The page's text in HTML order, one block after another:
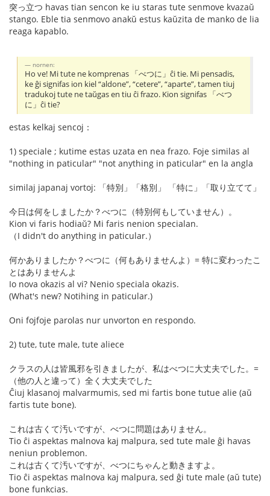
突っ立つ havas tian sencon ke iu staras tute senmove kvazaŭ
stango. Eble tia senmovo anakŭ estus kaŭzita de manko de lia
reaga kapablo.
nornen:
Ho ve! Mi tute ne komprenas 「べつに」ĉi tie. Mi pensadis,
ke ĝi signifas ion kiel “aldone”, “cetere”, “aparte”, tamen tiuj
tradukoj tute ne taŭgas en tiu ĉi frazo. Kion signifas 「べつ
に」ĉi tie?
estas kelkaj sencoj：
1) speciale ; kutime estas uzata en nea frazo. Foje similas al
"nothing in paticular" "not anything in paticular" en la angla
similaj japanaj vortoj: 「特別」「格別」 「特に」「取り立てて」
今日は何をしましたか？べつに（特別何もしていません）。
Kion vi faris hodiaŭ? Mi faris nenion specialan.
（I didn't do anything in paticular.）
何かありましたか？べつに（何もありませんよ）= 特に変わったこ
とはありませんよ
Io nova okazis al vi? Nenio speciala okazis.
(What's new? Notihing in paticular.)
Oni fojfoje parolas nur unvorton en respondo.
2) tute, tute male, tute aliece
クラスの人は皆風邪を引きましたが、私はべつに大丈夫でした。=
（他の人と違って）全く大丈夫でした
Ĉiuj klasanoj malvarmumis, sed mi fartis bone tutue alie (aŭ
fartis tute bone).
これは古くて汚いですが、べつに問題はありません。
Tio ĉi aspektas malnova kaj malpura, sed tute male ĝi havas
neniun problemon.
これは古くて汚いですが、べつにちゃんと動きますよ。
Tio ĉi aspektas malnova kaj malpura, sed ĝi tute male (aŭ tute)
bone funkcias.